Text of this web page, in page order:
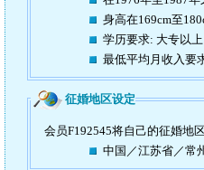
身高在169cm至
学历要求: 大专以上
最低平均月收入要
征婚地区设定
会员F192545将自己的征婚地
中国／江苏省／常